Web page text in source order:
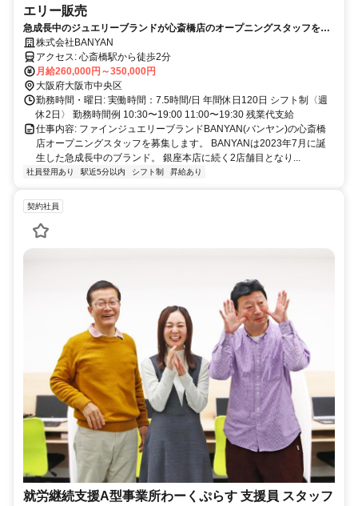
エリー販売
急成長中のジュエリーブランドが心斎橋店のオープニングスタッフを募
集 株式会社BANYAN
アクセス: 心斎橋駅から徒歩2分
月給260,000円～350,000円
大阪府大阪市中央区
勤務時間・曜日: 実働時間：7.5時間/日 年間休日120日 シフト制〈週
休2日〉 勤務時間例 10:30〜19:00 11:00〜19:30 残業代支給
仕事内容: ファインジュエリーブランドBANYAN(バンヤン)の心斎橋
店オープニングスタッフを募集します。 BANYANは2023年7月に誕
生した急成長中のブランド。 銀座本店に続く2店舗目となり...
社員登用あり 駅近5分以内 シフト制 昇給あり
契約社員
就労継続支援A型事業所わーくぷらす 支援員 スタッフ